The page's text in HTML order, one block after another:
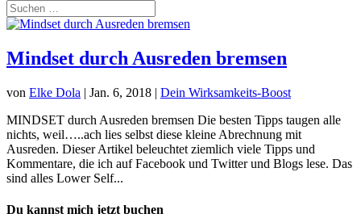
Mindset durch Ausreden bremsen
von Elke Dola | Jan. 6, 2018 | Dein Wirksamkeits-Boost
MINDSET durch Ausreden bremsen Die besten Tipps taugen alle
nichts, weil…..ach lies selbst diese kleine Abrechnung mit
Ausreden. Dieser Artikel beleuchtet ziemlich viele Tipps und
Kommentare, die ich auf Facebook und Twitter und Blogs lese. Das
sind alles Lower Self...
Du kannst mich jetzt buchen